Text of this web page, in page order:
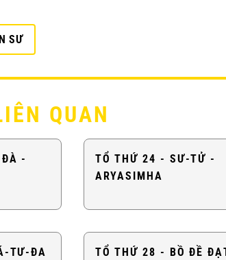
SƯ
QUAN
-
TỔ THỨ 24 - SƯ-TỬ -
ARYASIMHA
TƯ-ĐA TỔ THỨ 28 - BỒ ĐỀ